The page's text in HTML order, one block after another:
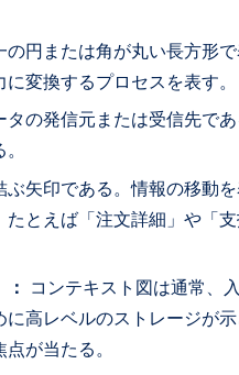
円または角が丸い長方形
変換するプロセスを表す。
の発信元または受信先で
矢印である。情報の移動
とえば「注文詳細」や「
コンテキスト図は通常、
高レベルのストレージが示
が当たる。